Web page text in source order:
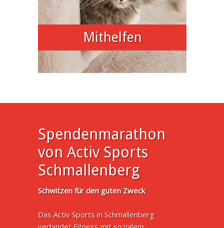
Mithelfen
Spendenmarathon
von Activ Sports
Schmallenberg
Schwitzen für den guten Zweck
Das Activ Sports in Schmallenberg